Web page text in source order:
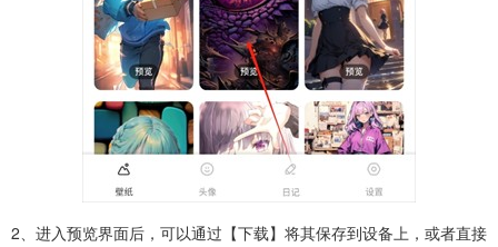
2、进入预览界面后，可以通过【下载】将其保存到设备上，或者直接